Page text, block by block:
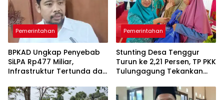
Pemerintahan
BPKAD Ungkap Penyebab
SiLPA Rp477 Miliar,
Infrastruktur Tertunda dan
Pemerintahan
Stunting Desa Tenggur
Turun ke 2,21 Persen, TP PKK
Tulungagung Tekankan
Berkelanjutan